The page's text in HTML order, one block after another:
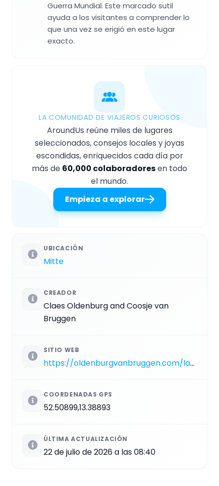
Guerra Mundial. Este marcado sutil
ayuda a los visitantes a comprender lo
que una vez se erigió en este lugar
exacto.
LA COMUNIDAD DE VIAJEROS CURIOSOS
AroundUs reúne miles de lugares
seleccionados, consejos locales y joyas
escondidas, enriquecidos cada día por
más de 60,000 colaboradoresen todo
el mundo.
Empieza a explorar
UBICACIÓN
Mitte
CREADOR
Claes Oldenburg and Coosje van
Bruggen
SITIO WEB
https://oldenburgvanbruggen.com/largescaleprojects/houseball.htm
COORDENADAS GPS
52.50899,13.38893
ÚLTIMA ACTUALIZACIÓN
22 de julio de 2026 a las 08:40